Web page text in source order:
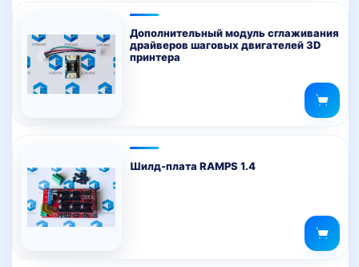
Дополнительный модуль сглаживания
драйверов шаговых двигателей 3D
принтера
Шилд-плата RAMPS 1.4